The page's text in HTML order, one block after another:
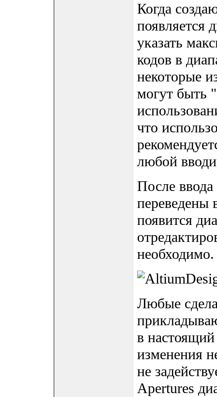
Когда
появляется
указать
кодов в
некоторые
могут быть
что
любой
После
переведены
появится
необходимо.
Любые
в
изменения
не
Apertures